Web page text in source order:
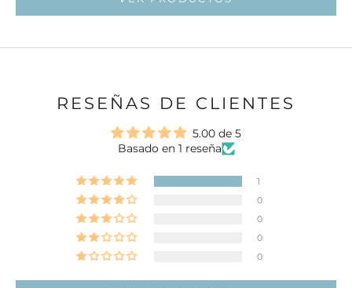
RESEÑAS DE CLIENTES
5.00 de 5
Basado en 1 reseña
1
0
0
0
0